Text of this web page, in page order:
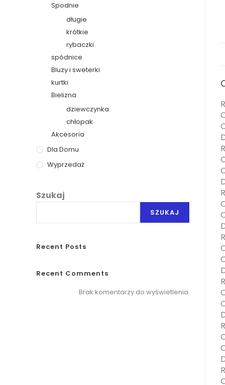
Spodnie
długie
krótkie
rybaczki
spódnice
Bluzy i sweterki
kurtki
Bielizna
dziewczynka
chłopak
Akcesoria
Dla Domu
Wyprzedaż
Szukaj
SZUKAJ
Recent Posts
Recent Comments
Brak komentarzy do wyświetlenia.